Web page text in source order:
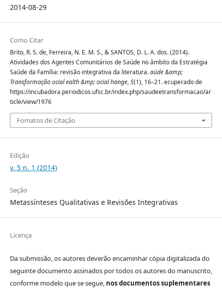
2014-08-29
Como Citar
Brito, R. S. de, Ferreira, N. E. M. S., & SANTOS, D. L. A. dos. (2014).
Atividades dos Agentes Comunitários de Saúde no âmbito da Estratégia
Saúde da Família: revisão integrativa da literatura.aúde &amp;
Transformação ocial ealth &mp; ocial hange,5(1), 16–21. ecuperado de
https://incubadora.periodicos.ufsc.br/index.php/saudeetransformacao/ar
ticle/view/1976
Fomatos de Citação
Edição
v. 5 n. 1 (2014)
Seção
Metassínteses Qualitativas e Revisões Integrativas
Licença
Da submissão, os autores deverão encaminhar cópia digitalizada do
seguinte documento assinados por todos os autores do manuscrito,
conforme modelo que se segue, nos documentos suplementares